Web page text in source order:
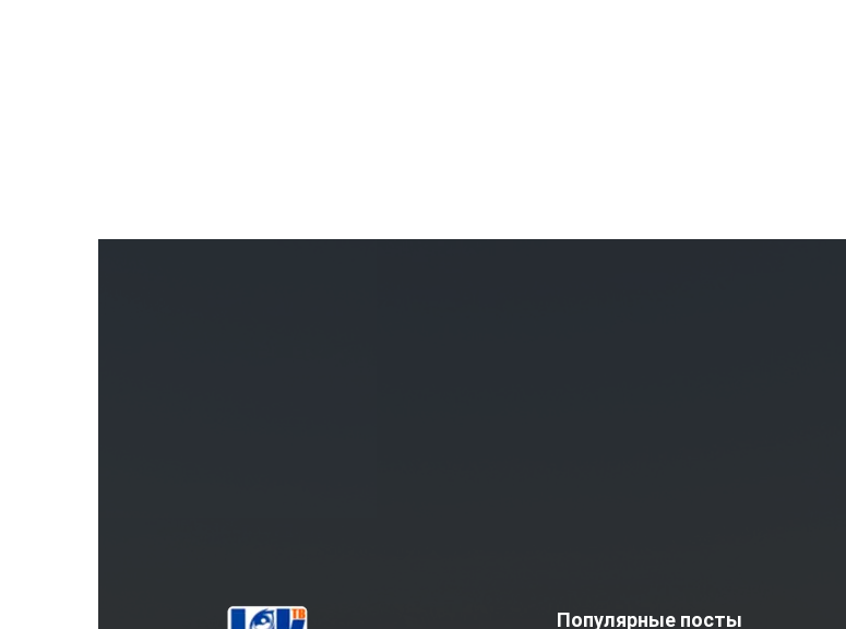
Популярные посты